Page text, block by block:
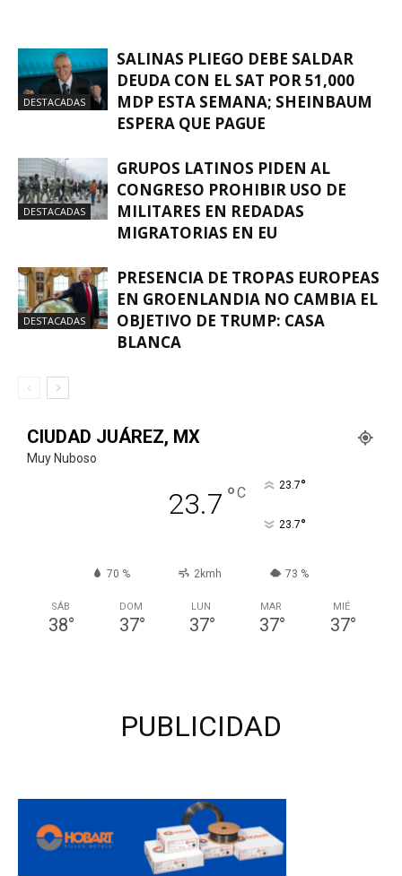
DESTACADAS
SALINAS PLIEGO DEBE SALDAR
DEUDA CON EL SAT POR 51,000
MDP ESTA SEMANA; SHEINBAUM
ESPERA QUE PAGUE
DESTACADAS
GRUPOS LATINOS PIDEN AL
CONGRESO PROHIBIR USO DE
MILITARES EN REDADAS
MIGRATORIAS EN EU
DESTACADAS
PRESENCIA DE TROPAS EUROPEAS
EN GROENLANDIA NO CAMBIA EL
OBJETIVO DE TRUMP: CASA
BLANCA
CIUDAD JUÁREZ, MX
Muy Nuboso
23.7 °C 23.7°
23.7°
70 % 2kmh 73 %
SÁB
38°
DOM
37°
LUN
37°
MAR
37°
MIÉ
37°
PUBLICIDAD